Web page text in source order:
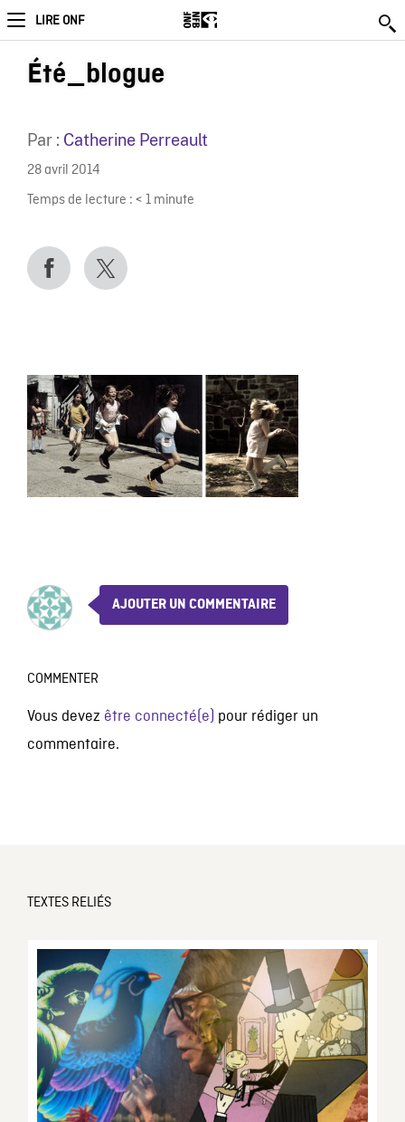
LIRE ONF
Été_blogue
Par : Catherine Perreault
28 avril 2014
Temps de lecture : < 1 minute
AJOUTER UN COMMENTAIRE
COMMENTER
Vous devez être connecté(e) pour rédiger un
commentaire.
TEXTES RELIÉS